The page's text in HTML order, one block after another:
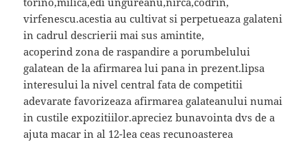
virfenescu.acestia au cultivat si perpetueaza galateni
in cadrul descrierii mai sus amintite,
acoperind zona de raspandire a porumbelului
galatean de la afirmarea lui pana in prezent.lipsa
interesului la nivel central fata de competitii
adevarate favorizeaza afirmarea galateanului numai
in custile expozitiilor.apreciez bunavointa dvs de a
ajuta macar in al 12-lea ceas recunoasterea